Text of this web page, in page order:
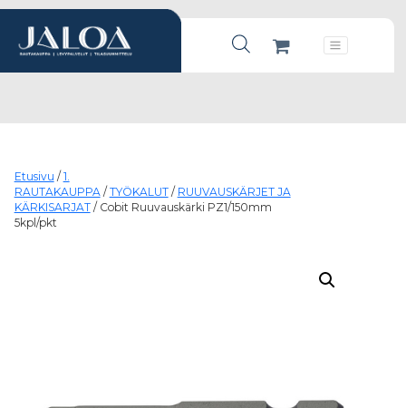
Products search
Päävalikko
Etusivu / 1.
RAUTAKAUPPA/ TYÖKALUT/ RUUVAUSKÄRJET JA
KÄRKISARJAT/ Cobit Ruuvauskärki PZ1/150mm
5kpl/pkt